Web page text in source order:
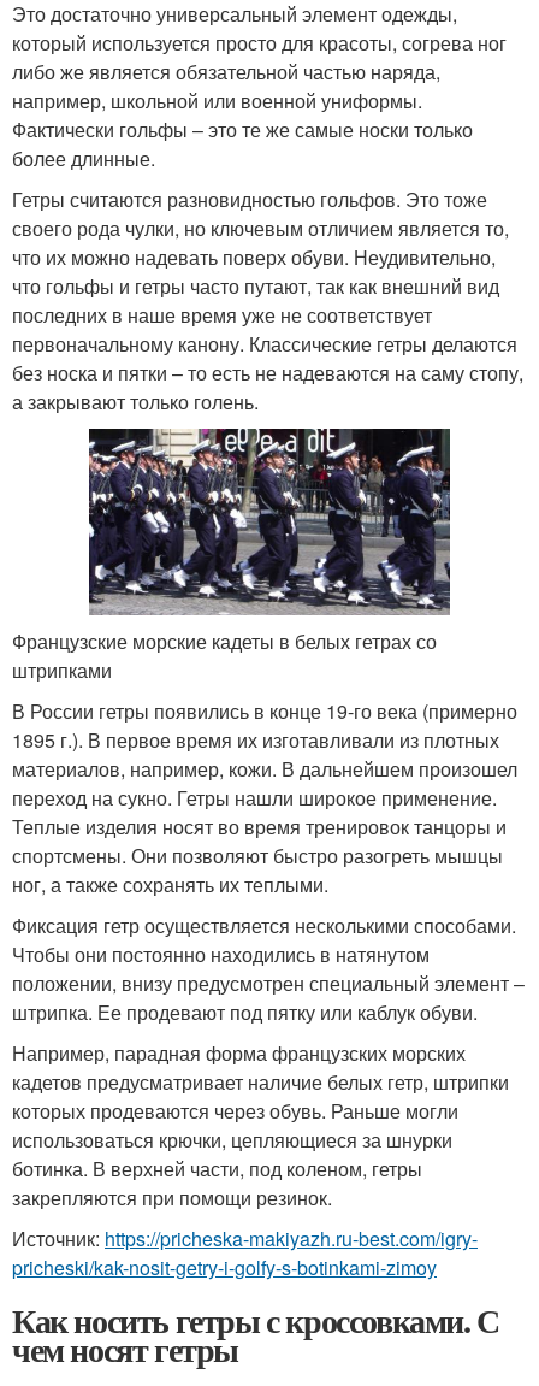
Это достаточно универсальный элемент одежды,
который используется просто для красоты, согрева ног
либо же является обязательной частью наряда,
например, школьной или военной униформы.
Фактически гольфы – это те же самые носки только
более длинные.
Гетры считаются разновидностью гольфов. Это тоже
своего рода чулки, но ключевым отличием является то,
что их можно надевать поверх обуви. Неудивительно,
что гольфы и гетры часто путают, так как внешний вид
последних в наше время уже не соответствует
первоначальному канону. Классические гетры делаются
без носка и пятки – то есть не надеваются на саму стопу,
а закрывают только голень.
Французские морские кадеты в белых гетрах со
штрипками
В России гетры появились в конце 19-го века (примерно
1895 г.). В первое время их изготавливали из плотных
материалов, например, кожи. В дальнейшем произошел
переход на сукно. Гетры нашли широкое применение.
Теплые изделия носят во время тренировок танцоры и
спортсмены. Они позволяют быстро разогреть мышцы
ног, а также сохранять их теплыми.
Фиксация гетр осуществляется несколькими способами.
Чтобы они постоянно находились в натянутом
положении, внизу предусмотрен специальный элемент –
штрипка. Ее продевают под пятку или каблук обуви.
Например, парадная форма французских морских
кадетов предусматривает наличие белых гетр, штрипки
которых продеваются через обувь. Раньше могли
использоваться крючки, цепляющиеся за шнурки
ботинка. В верхней части, под коленом, гетры
закрепляются при помощи резинок.
Источник: https://pricheska-makiyazh.ru-best.com/igry-
pricheski/kak-nosit-getry-i-golfy-s-botinkami-zimoy
Как носить гетры с кроссовками. С
чем носят гетры